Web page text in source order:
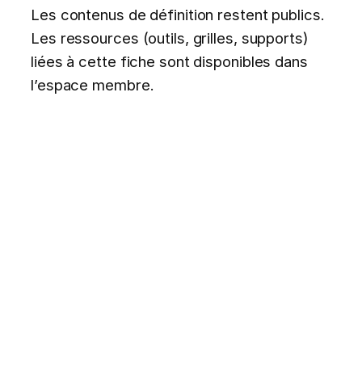
Les contenus de définition restent publics.
Les ressources (outils, grilles, supports)
liées à cette fiche sont disponibles dans
l’espace membre.